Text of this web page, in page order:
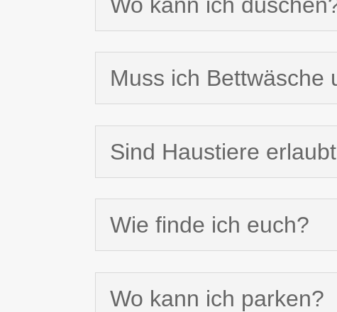
Muss ich Bettwäsche
Sind Haustiere
Wie finde ich euch?
Wo kann ich parken?